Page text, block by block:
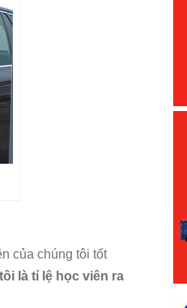
của chúng tôi tốt
là tỉ lệ học viên ra